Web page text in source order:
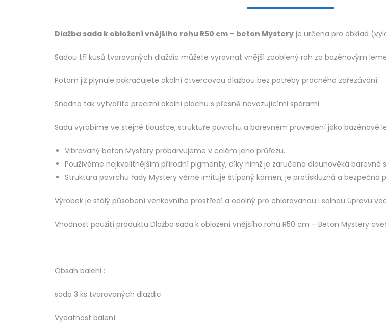
Dlažba sada k obložení vnějšího rohu R50 cm – beton Mysteryje určena pro obklad
Sadou tří kusů tvarovaných dlaždic můžete vyrovnat vnější zaoblený roh za bazénovým
Potom již plynule pokračujete okolní čtvercovou dlažbou bez potřeby pracného zařezávání.
Snadno tak vytvoříte precizní okolní plochu s přesně navazujícími spárami.
Sadu vyrábíme ve stejné tloušťce, struktuře povrchu a barevném provedení jako bazénové
Vibrovaný beton Mystery probarvujeme v celém jeho průřezu.
Používáme nejkvalitnějším přírodní pigmenty, díky nimž je zaručena dlouhověká barevná
Struktura povrchu řady Mystery věrně imituje štípaný kámen, je protiskluzná a bezpečná
Výrobek je stálý působení venkovního prostředí a odolný pro chlorovanou i solnou úpravu
Vhodnost použití produktu Dlažba sada k obložení vnějšího rohu R50 cm – Beton Mystery
Obsah baleni :
sada 3 ks tvarovaných dlaždic
Vydatnost balení: